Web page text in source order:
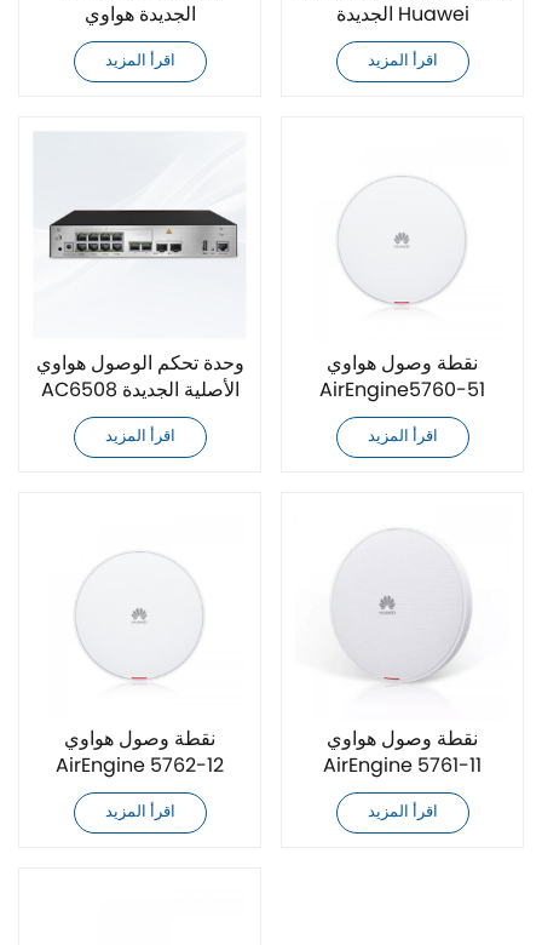
الجديدة هواوي
PAC600S12-CB
اقرأ المزيد
الجديدة Huawei
AirEngine 9700-M1
اقرأ المزيد
وحدة تحكم الوصول هواوي
AC6508 الأصلية الجديدة
اقرأ المزيد
نقطة وصول هواوي
AirEngine5760-51
الأصلية
اقرأ المزيد
نقطة وصول هواوي
AirEngine 5762-12
الأصلية
اقرأ المزيد
نقطة وصول هواوي
AirEngine 5761-11
الأصلية
اقرأ المزيد